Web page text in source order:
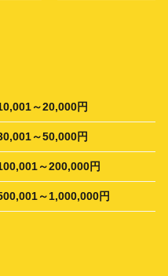
～20,000円
～50,000円
～200,000円
～1,000,000円